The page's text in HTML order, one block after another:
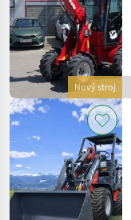
Nový stroj